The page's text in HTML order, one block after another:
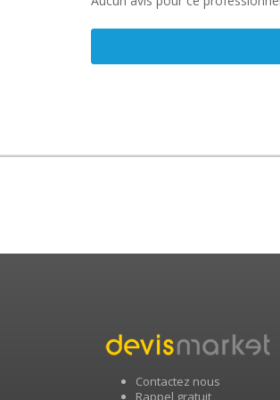
Contactez nous
Rappel gratuit